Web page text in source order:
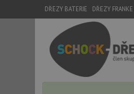
DŘEZY BATERIE DŘEZY FRANKE